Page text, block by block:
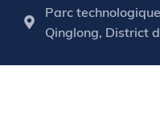
Parc
Qinglong, District